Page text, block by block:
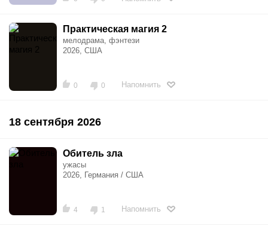
Практическая магия 2
мелодрама, фэнтези
2026, США
0 0 Напомнить
18 сентября 2026
Обитель зла
ужасы
2026, Германия / США
4 1 Напомнить